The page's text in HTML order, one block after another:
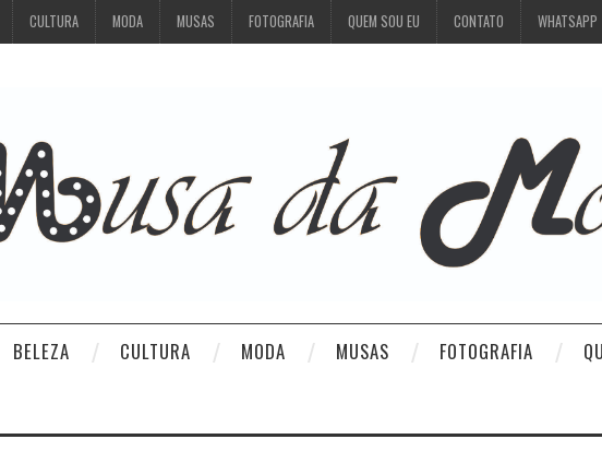
CULTURA MODA MUSAS FOTOGRAFIA QUEM SOU EU CONTATO WHATSAPP
BELEZA CULTURA MODA MUSAS FOTOGRAFIA